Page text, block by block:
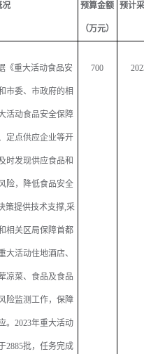
况 预算金额
（万元）
预计
《重大活动食品安
市委、市政府的相
活动食品安全保障
定点供应企业等开
时发现供应食品和
险，降低食品安全
策提供技术支撑,采
相关区局保障首都
大活动住地酒店、
凉菜、食品及食品
险监测工作，保障
。2023年重大活动
2885批，任务完成
700